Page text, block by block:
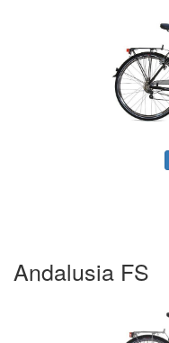
Andalusia FS